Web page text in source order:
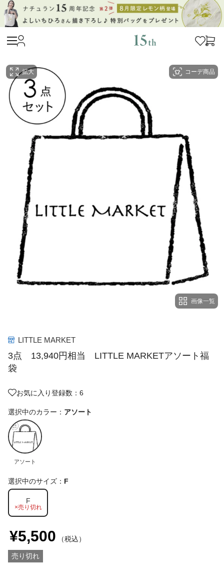
コーデ商品
拡大
画像一覧
LITTLE MARKET
3点 13,940円相当 LITTLE MARKETアソート福
袋
お気に入り登録数：6
選択中のカラー： アソート
アソート
選択中のサイズ： F
F
×売り切れ
¥5,500 （税込）
売り切れ